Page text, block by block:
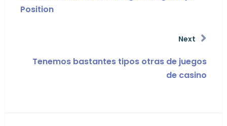
Position
Next
Tenemos bastantes tipos otras de juegos
de casino